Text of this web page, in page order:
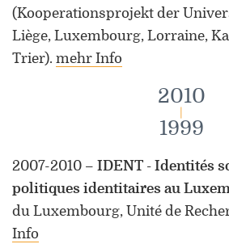
(Kooperationsprojekt der
Liège, Luxembourg, Lorraine,
Trier). mehr Info
2010
1999
2007-2010 – IDENT - Identités
politiques identitaires au
du Luxembourg, Unité de
Info